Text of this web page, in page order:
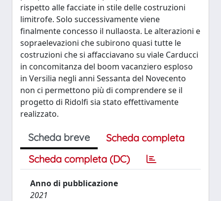
rispetto alle facciate in stile delle costruzioni
limitrofe. Solo successivamente viene
finalmente concesso il nullaosta. Le alterazioni e
sopraelevazioni che subirono quasi tutte le
costruzioni che si affacciavano su viale Carducci
in concomitanza del boom vacanziero esploso
in Versilia negli anni Sessanta del Novecento
non ci permettono più di comprendere se il
progetto di Ridolfi sia stato effettivamente
realizzato.
Scheda breve
Scheda completa
Scheda completa (DC)
Anno di pubblicazione
2021